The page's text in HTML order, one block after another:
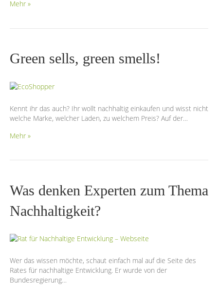
Mehr »
Green sells, green smells!
Kennt ihr das auch? Ihr wollt nachhaltig einkaufen und wisst nicht
welche Marke, welcher Laden, zu welchem Preis? Auf der…
Mehr »
Was denken Experten zum Thema
Nachhaltigkeit?
Wer das wissen möchte, schaut einfach mal auf die Seite des
Rates für nachhaltige Entwicklung. Er wurde von der
Bundesregierung…